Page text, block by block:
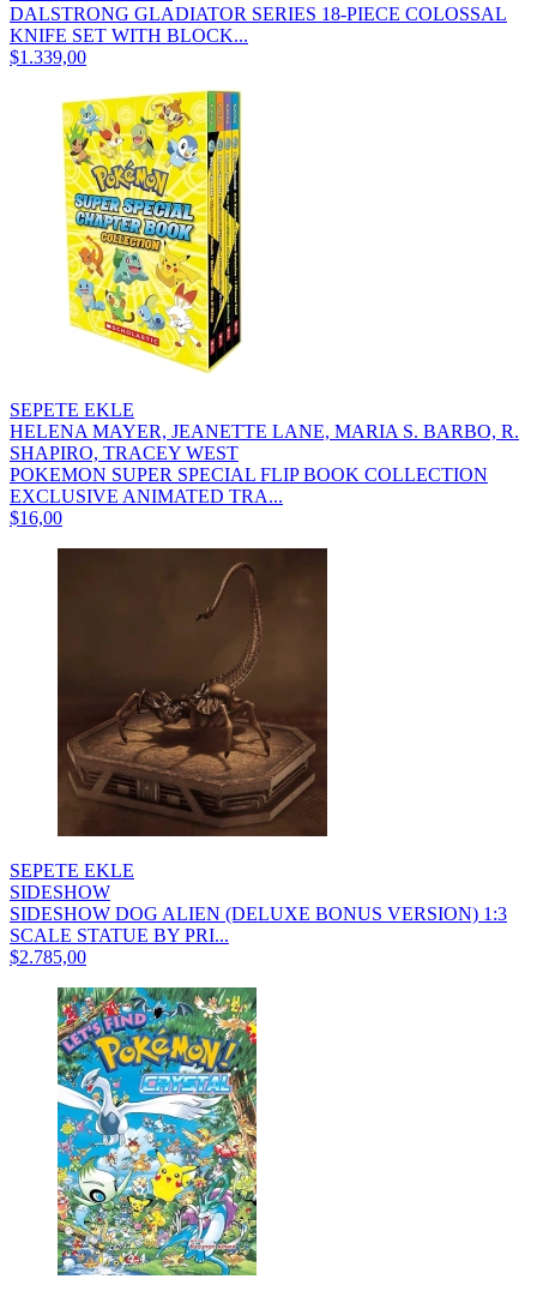
DALSTRONG GLADIATOR SERIES 18-PIECE COLOSSAL
KNIFE SET WITH BLOCK...
$1.339,00
SEPETE EKLE
HELENA MAYER, JEANETTE LANE, MARIA S. BARBO, R.
SHAPIRO, TRACEY WEST
POKEMON SUPER SPECIAL FLIP BOOK COLLECTION
EXCLUSIVE ANIMATED TRA...
$16,00
SEPETE EKLE
SIDESHOW
SIDESHOW DOG ALIEN (DELUXE BONUS VERSION) 1:3
SCALE STATUE BY PRI...
$2.785,00